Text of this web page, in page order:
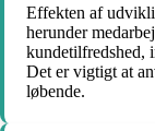
Effekten af
herunder
kundetilfredshed,
Det er vigtigt at
løbende.